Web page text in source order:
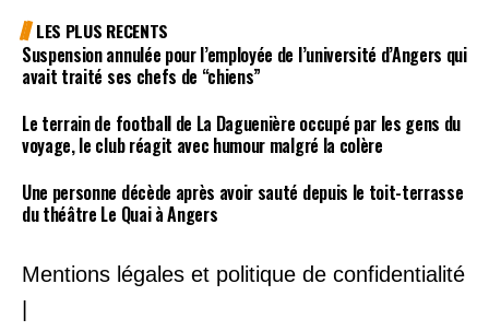
LES PLUS RECENTS
Suspension annulée pour l’employée de l’université d’Angers qui
avait traité ses chefs de “chiens”
Le terrain de football de La Daguenière occupé par les gens du
voyage, le club réagit avec humour malgré la colère
Une personne décède après avoir sauté depuis le toit-terrasse
du théâtre Le Quai à Angers
Mentions légales et politique de confidentialité